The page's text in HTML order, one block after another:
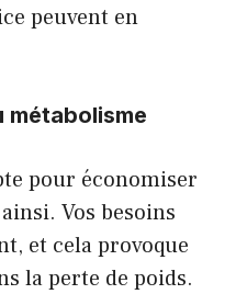
peuvent en
métabolisme
pour économiser
Vos besoins
et cela provoque
la perte de poids.